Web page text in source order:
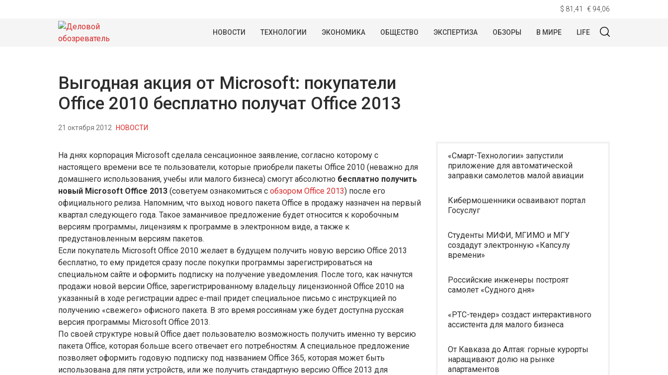
$ 81,41 € 94,06
НОВОСТИ ТЕХНОЛОГИИ ЭКОНОМИКА ОБЩЕСТВО ЭКСПЕРТИЗА ОБЗОРЫ В МИРЕ LIFE
Выгодная акция от Microsoft: покупатели
Office 2010 бесплатно получат Office 2013
21 октября 2012 НОВОСТИ
На днях корпорация Microsoft сделала сенсационное заявление, согласно которому с
настоящего времени все те пользователи, которые приобрели пакеты Office 2010 (неважно для
домашнего использования, учебы или малого бизнеса) смогут абсолютно бесплатно получить
новый Microsoft Office 2013 (советуем ознакомиться с обзором Office 2013) после его
официального релиза. Напомним, что выход нового пакета Office в продажу назначен на первый
квартал следующего года. Такое заманчивое предложение будет относится к коробочным
версиям программы, лицензиям к программе в электронном виде, а также к
предустановленным версиям пакетов.
Если покупатель Microsoft Office 2010 желает в будущем получить новую версию Office 2013
бесплатно, то ему придется сразу после покупки программы зарегистрироваться на
специальном сайте и оформить подписку на получение уведомления. После того, как начнутся
продажи новой версии Office, зарегистрированному владельцу лицензионной Office 2010 на
указанный в ходе регистрации адрес e-mail придет специальное письмо с инструкцией по
получению «свежего» офисного пакета. В это время россиянам уже будет доступна русская
версия программы Microsoft Office 2013.
По своей структуре новый Office дает пользователю возможность получить именно ту версию
пакета Office, которая больше всего отвечает его потребностям. А специальное предложение
позволяет оформить годовую подписку под названием Office 365, которая может быть
использована для пяти устройств, или же получить стандартную версию Office 2013 для
«Смарт-Технологии» запустили
приложение для автоматической
заправки самолетов малой авиации
Кибермошенники осваивают портал
Госуслуг
Студенты МИФИ, МГИМО и МГУ
создадут электронную «Капсулу
времени»
Российские инженеры построят
самолет «Судного дня»
«РТС-тендер» создаст интерактивного
ассистента для малого бизнеса
От Кавказа до Алтая: горные курорты
наращивают долю на рынке
апартаментов